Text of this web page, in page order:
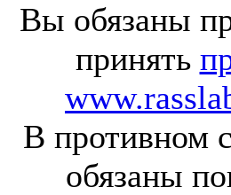
Вы обязаны
принять
В противном
обязаны